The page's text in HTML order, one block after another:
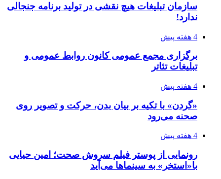
سازمان تبلیغات هیچ نقشی در تولید برنامه جنجالی
ندارد!
4 هفته پیش
برگزاری مجمع عمومی کانون روابط عمومی و
تبلیغات تئاتر
4 هفته پیش
«گردن» با تکیه بر بیان بدن، حرکت و تصویر روی
صحنه می‌رود
4 هفته پیش
رونمایی از پوستر فیلم سروش صحت؛ امین حیایی
با«استخر» به سینماها می‌آید